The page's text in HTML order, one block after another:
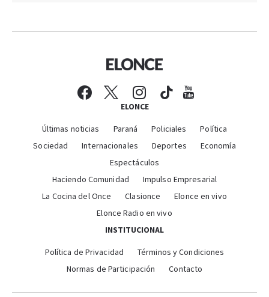
ELONCE
Últimas noticias Paraná Policiales
Política
Sociedad
Internacionales Deportes
Economía
Espectáculos
Haciendo Comunidad
Impulso Empresarial
La Cocina del Once
Clasionce
Elonce en vivo
Elonce Radio en vivo
INSTITUCIONAL
Política de Privacidad
Términos y Condiciones
Normas de Participación
Contacto